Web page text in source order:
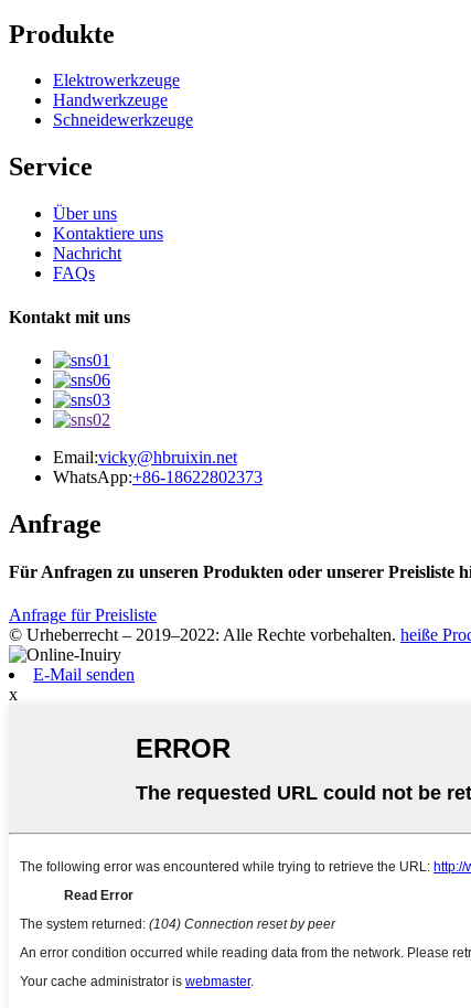
Produkte
Elektrowerkzeuge
Handwerkzeuge
Schneidewerkzeuge
Service
Über uns
Kontaktiere uns
Nachricht
FAQs
Kontakt mit uns
Email:vicky@hbruixin.net
WhatsApp:+86-18622802373
Anfrage
Für Anfragen zu unseren Produkten oder unserer Preisliste
Anfrage für Preisliste
© Urheberrecht – 2019–2022: Alle Rechte vorbehalten. heiße
E-Mail senden
x